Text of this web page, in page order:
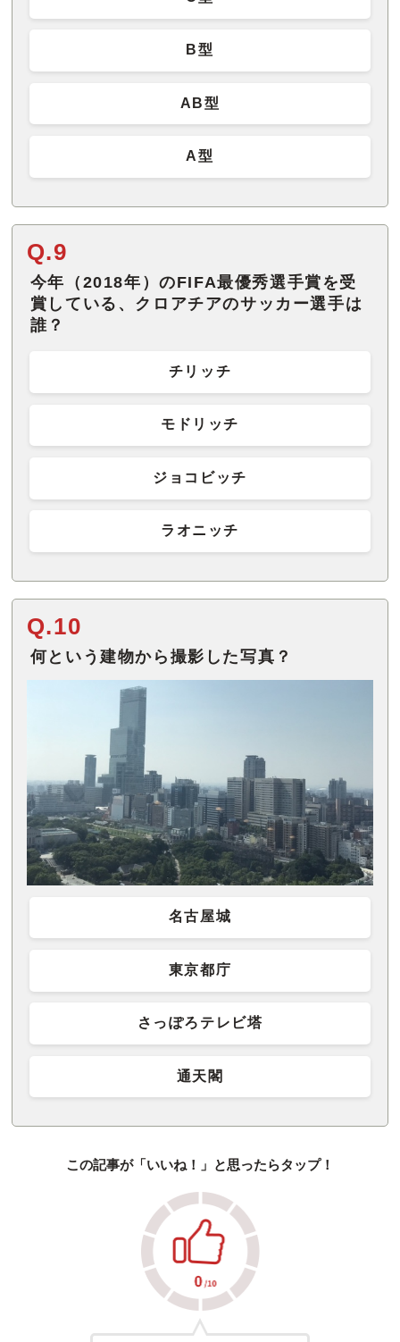
B型
AB型
A型
Q.9
今年（2018年）のFIFA最優秀選手賞を受
賞している、クロアチアのサッカー選手は
誰？
チリッチ
モドリッチ
ジョコビッチ
ラオニッチ
Q.10
何という建物から撮影した写真？
名古屋城
東京都庁
さっぽろテレビ塔
通天閣
この記事が「いいね！」と思ったらタップ！